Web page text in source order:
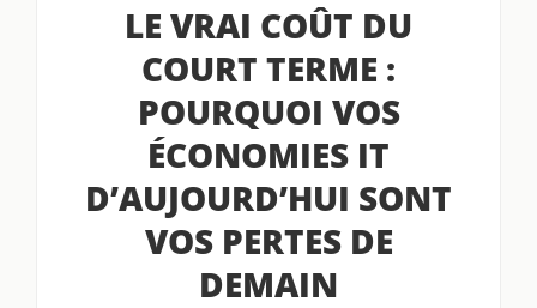
LE VRAI COÛT DU
COURT TERME :
POURQUOI VOS
ÉCONOMIES IT
D’AUJOURD’HUI SONT
VOS PERTES DE
DEMAIN